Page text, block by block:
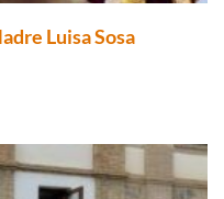
Luisa Sosa